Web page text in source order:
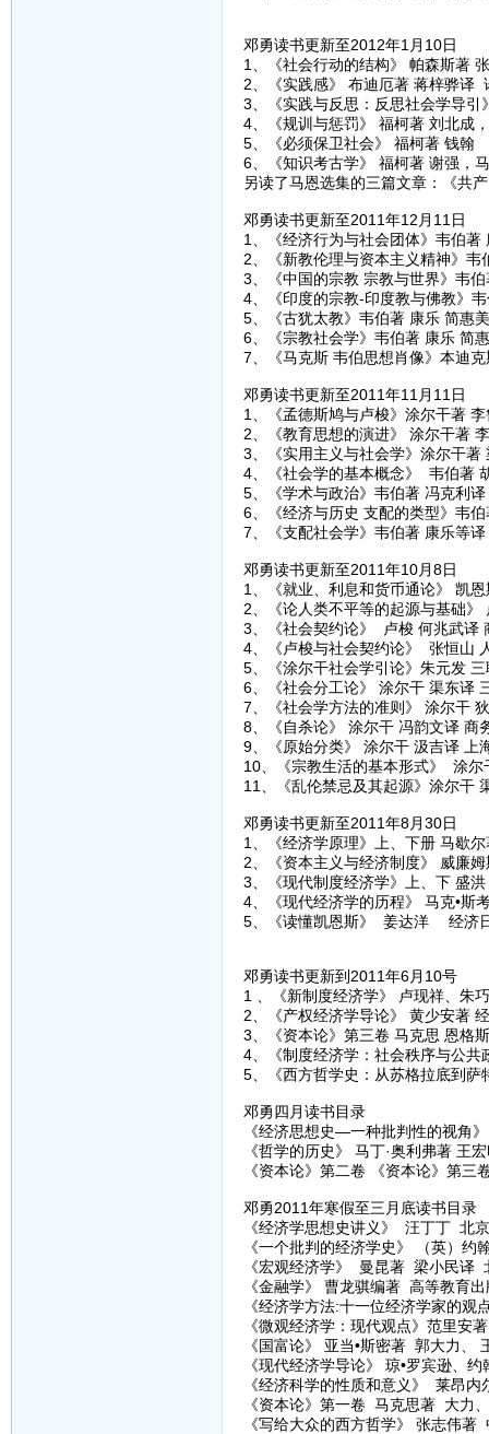
邓勇读书更新至2012年1月10日
1、《社会行动的结构》 帕森斯著
2、《实践感》 布迪厄著 蒋梓骅译
3、《实践与反思：反思社会学导
4、《规训与惩罚》 福柯著 刘北成
5、《必须保卫社会》 福柯著 钱翰
6、《知识考古学》 福柯著 谢强，
另读了马恩选集的三篇文章：《共
邓勇读书更新至2011年12月11日
1、《经济行为与社会团体》韦伯
2、《新教伦理与资本主义精神》
3、《中国的宗教 宗教与世界》韦
4、《印度的宗教-印度教与佛教》
5、《古犹太教》韦伯著 康乐 简惠
6、《宗教社会学》韦伯著 康乐 简
7、《马克斯 韦伯思想肖像》本迪
邓勇读书更新至2011年11月11日
1、《孟德斯鸠与卢梭》涂尔干著
2、《教育思想的演进》 涂尔干著
3、《实用主义与社会学》涂尔干著
4、《社会学的基本概念》 韦伯著
5、《学术与政治》韦伯著 冯克利
6、《经济与历史 支配的类型》韦
7、《支配社会学》韦伯著 康乐等
邓勇读书更新至2011年10月8日
1、《就业、利息和货币通论》 凯
2、《论人类不平等的起源与基础
3、《社会契约论》 卢梭 何兆武译
4、《卢梭与社会契约论》 张恒山
5、《涂尔干社会学引论》朱元发 三
6、《社会分工论》 涂尔干 渠东译
7、《社会学方法的准则》 涂尔干
8、《自杀论》 涂尔干 冯韵文译 商
9、《原始分类》 涂尔干 汲吉译 上
10、《宗教生活的基本形式》 涂
11、《乱伦禁忌及其起源》涂尔干
邓勇读书更新至2011年8月30日
1、《经济学原理》上、下册 马歇
2、《资本主义与经济制度》 威廉
3、《现代制度经济学》上、下 盛
4、《现代经济学的历程》 马克•斯
5、《读懂凯恩斯》 姜达洋 经济
邓勇读书更新到2011年6月10号
1 、《新制度经济学》 卢现祥、朱
2、《产权经济学导论》 黄少安著
3、《资本论》第三卷 马克思 恩格
4、《制度经济学：社会秩序与公
5、《西方哲学史：从苏格拉底到萨
邓勇四月读书目录
《经济思想史—一种批判性的视角
《哲学的历史》 马丁·奥利弗著 王
《资本论》第二卷 《资本论》第
邓勇2011年寒假至三月底读书目录
《经济学思想史讲义》 汪丁丁 北
《一个批判的经济学史》 （英）
《宏观经济学》 曼昆著 梁小民译
《金融学》 曹龙骐编著 高等教育出
《经济学方法:十一位经济学家的
《微观经济学：现代观点》范里安
《国富论》 亚当•斯密著 郭大力、
《现代经济学导论》 琼•罗宾逊、
《经济科学的性质和意义》 莱昂
《资本论》第一卷 马克思著 大力
《写给大众的西方哲学》 张志伟著